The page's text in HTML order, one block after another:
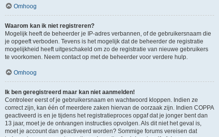
Omhoog
Waarom kan ik niet registreren?
Mogelijk heeft de beheerder je IP-adres verbannen, of de gebruikersnaam die
je opgeeft verboden. Tevens is het mogelijk dat de beheerder de registratie
mogelijkheid heeft uitgeschakeld om zo de registratie van nieuwe gebruikers
te voorkomen. Neem contact op met de beheerder voor verdere hulp.
Omhoog
Ik ben geregistreerd maar kan niet aanmelden!
Controleer eerst of je gebruikersnaam en wachtwoord kloppen. Indien ze
correct zijn, kan één of meerdere zaken hiervan de oorzaak zijn. Indien COPPA
geactiveerd is en je tijdens het registratieproces opgaf dat je jonger bent dan
13 jaar, moet je de ontvangen instructies opvolgen. Als dit niet het geval is,
moet je account dan geactiveerd worden? Sommige forums vereisen dat